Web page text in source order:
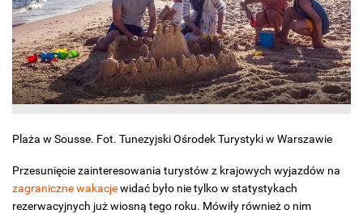
Plaża w Sousse. Fot. Tunezyjski Ośrodek Turystyki w Warszawie
Przesunięcie zainteresowania turystów z krajowych wyjazdów na
zagraniczne wakacjewidać było nie tylko w statystykach
rezerwacyjnych już wiosną tego roku. Mówiły również o nim